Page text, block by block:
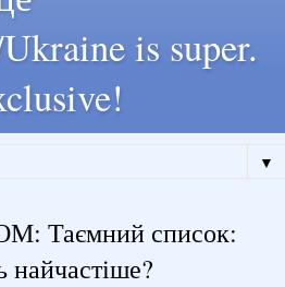
is super.
▼
Таємний список:
найчастіше?